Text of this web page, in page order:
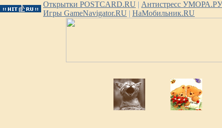
Открытки POSTCARD.RU | Антистресс УМОРА.РУ
Игры GameNavigator.RU | НаМобильник.RU